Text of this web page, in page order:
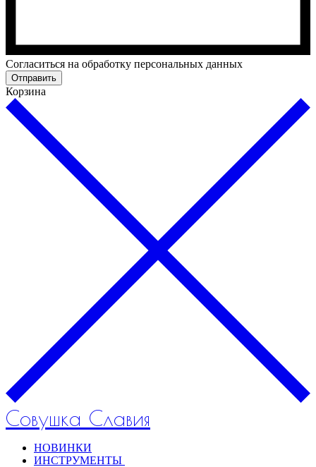
Cогласиться на обработку персональных данных
Отправить
Корзина
Совушка Славия
НОВИНКИ
ИНСТРУМЕНТЫ